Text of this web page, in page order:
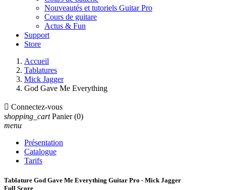
Nouveautés et tutoriels Guitar Pro
Cours de guitare
Actus & Fun
Support
Store
Accueil
Tablatures
Mick Jagger
God Gave Me Everything
 Connectez-vous
shopping_cart Panier (0)
menu
Présentation
Catalogue
Tarifs
Tablature God Gave Me Everything Guitar Pro - Mick Jagger
Full Score